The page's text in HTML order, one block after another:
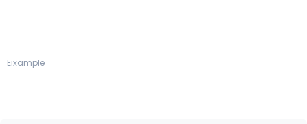
Eixample